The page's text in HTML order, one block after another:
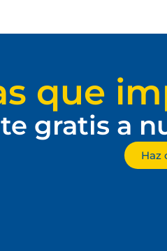
que
gratis a
Haz